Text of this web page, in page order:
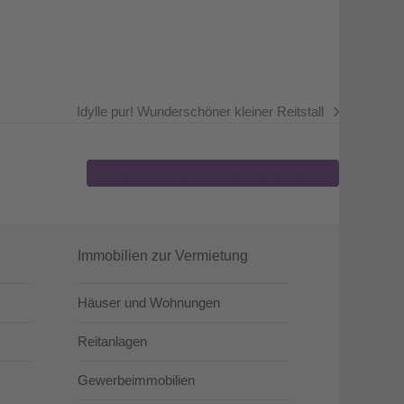
Nächster
Idylle pur! Wunderschöner kleiner Reitstall
Immobilien zur Vermietung
Häuser und Wohnungen
Reitanlagen
Gewerbeimmobilien